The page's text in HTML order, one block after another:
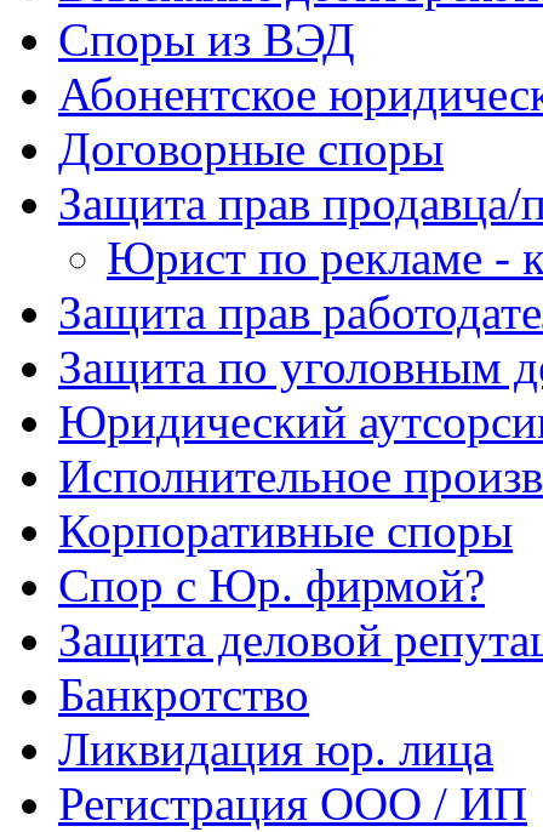
Споры из ВЭД
Абонентское
Договорные споры
Защита прав продавца/
Юрист по рекламе -
Защита прав
Защита по уголовным
Юридический
Исполнительное
Корпоративные споры
Спор с Юр. фирмой?
Защита деловой
Банкротство
Ликвидация юр. лица
Регистрация ООО / ИП